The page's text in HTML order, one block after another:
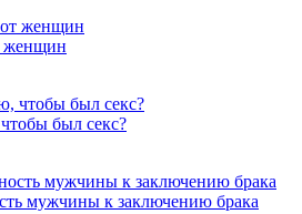
женщин
был секс?
мужчины к заключению брака